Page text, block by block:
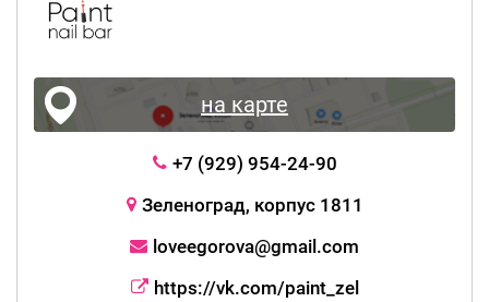
на карте
+7 (929) 954-24-90
Зеленоград, корпус 1811
loveegorova@gmail.com
https://vk.com/paint_zel